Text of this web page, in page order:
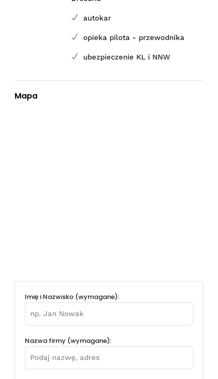
autokar
opieka pilota - przewodnika
ubezpieczenie KL i NNW
Mapa
Imię i Nazwisko (wymagane):
Nazwa firmy (wymagane):